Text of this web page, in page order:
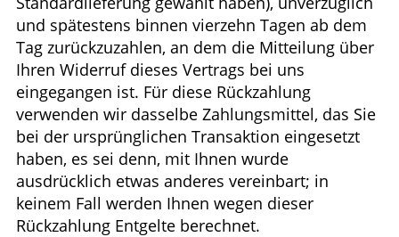
und spätestens binnen vierzehn Tagen ab dem
Tag zurückzuzahlen, an dem die Mitteilung über
Ihren Widerruf dieses Vertrags bei uns
eingegangen ist. Für diese Rückzahlung
verwenden wir dasselbe Zahlungsmittel, das Sie
bei der ursprünglichen Transaktion eingesetzt
haben, es sei denn, mit Ihnen wurde
ausdrücklich etwas anderes vereinbart; in
keinem Fall werden Ihnen wegen dieser
Rückzahlung Entgelte berechnet.